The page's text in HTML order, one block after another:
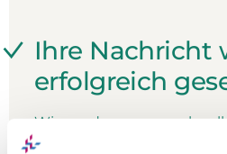
Ihre Nachricht
erfolgreich
Wir werden uns so
Ihnen melden.